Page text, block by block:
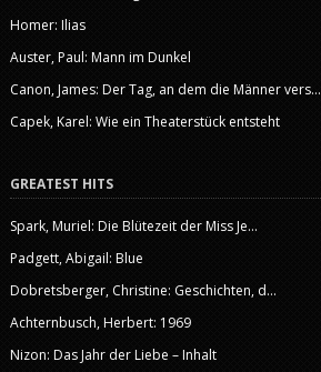
Homer: Ilias
Auster, Paul: Mann im Dunkel
Canon, James: Der Tag, an dem die Männer vers...
Capek, Karel: Wie ein Theaterstück entsteht
GREATEST HITS
Spark, Muriel: Die Blütezeit der Miss Je...
Padgett, Abigail: Blue
Dobretsberger, Christine: Geschichten, d...
Achternbusch, Herbert: 1969
Nizon: Das Jahr der Liebe – Inhalt